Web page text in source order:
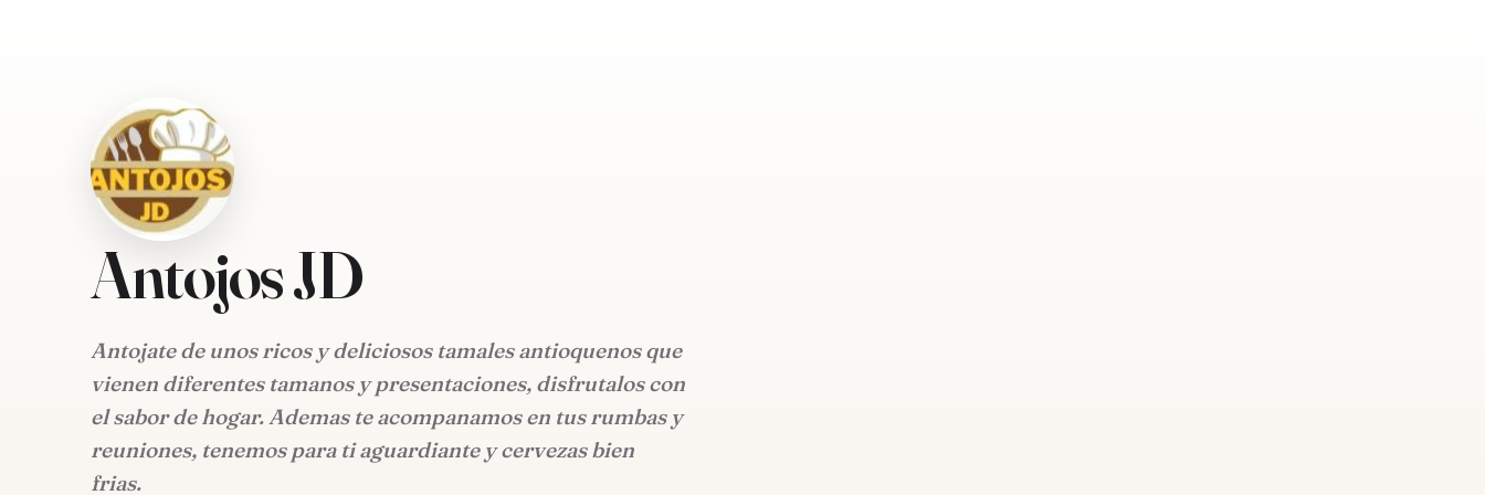
Antojos JD
Antojate de unos ricos y deliciosos tamales antioquenos que
vienen diferentes tamanos y presentaciones, disfrutalos con
el sabor de hogar. Ademas te acompanamos en tus rumbas y
reuniones, tenemos para ti aguardiante y cervezas bien
frias.